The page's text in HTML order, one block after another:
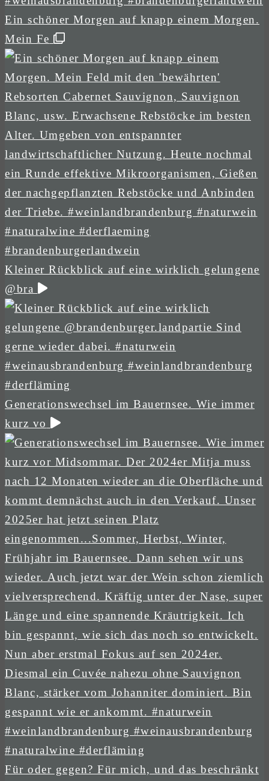
Ein schöner Morgen auf knapp einem Morgen.
Mein Fe
Kleiner Rückblick auf eine wirklich gelungene
@bra
Generationswechsel im Bauernsee. Wie immer
kurz vo
Für oder gegen? Für mich, und das beschränkt